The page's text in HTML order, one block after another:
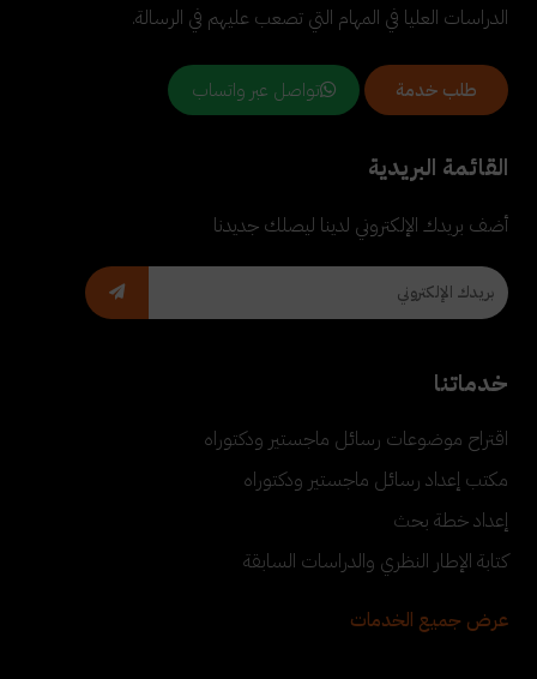
الدراسات العليا في المهام التي تصعب عليهم في الرسالة.
طلب خدمة تواصل عبر واتساب
القائمة البريدية
أضف بريدك الإلكتروني لدينا ليصلك جديدنا
خدماتنا
اقتراح موضوعات رسائل ماجستير ودكتوراه
مكتب إعداد رسائل ماجستير ودكتوراه
إعداد خطة بحث
كتابة الإطار النظري والدراسات السابقة
عرض جميع الخدمات